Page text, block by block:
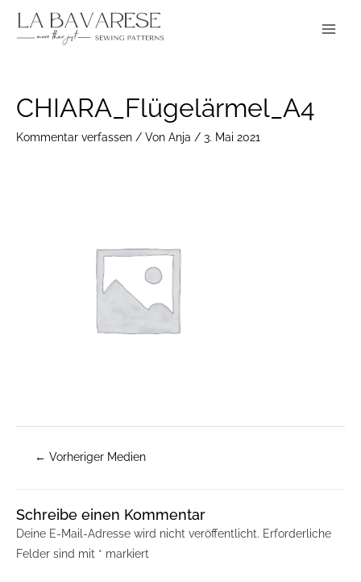
Inhalt
CHIARA_Flügelärmel_A4
Kommentar verfassen / Von Anja / 3. Mai 2021
navigation
← Vorheriger Medien
Schreibe einen Kommentar
Deine E-Mail-Adresse wird nicht veröffentlicht. Erforderliche
Felder sind mit * markiert